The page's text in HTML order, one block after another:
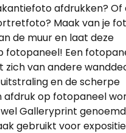
afdrukken? Of
Maak van je
de muur en laat deze
fotopaneel! Een
zich van andere
en de scherpe
afdruk op fotopaneel
Galleryprint
gebruikt voor